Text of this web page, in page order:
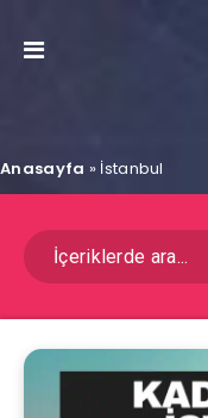
Anasayfa » İstanbul